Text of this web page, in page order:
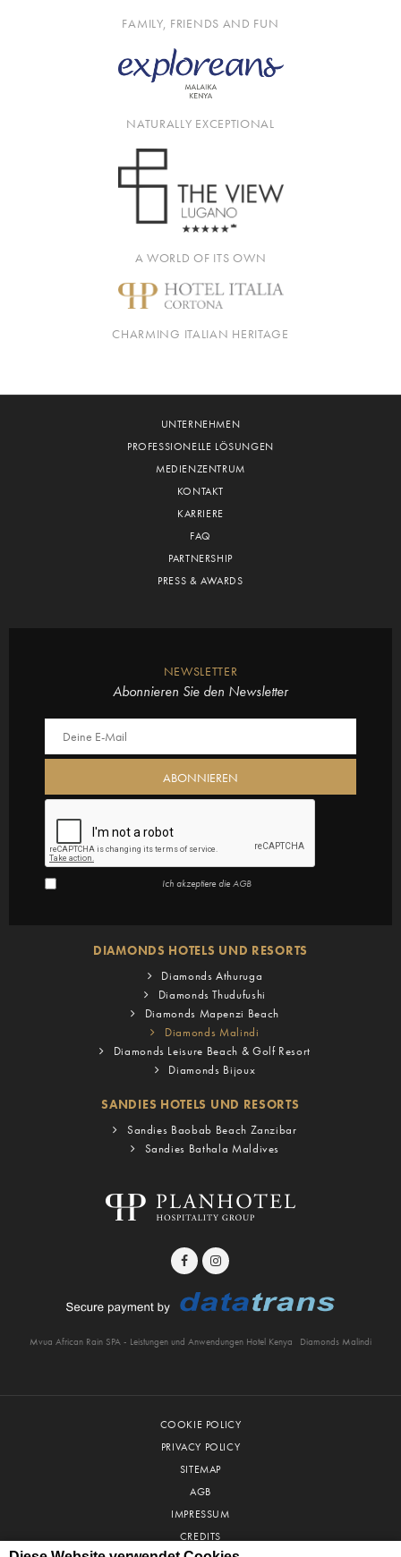
FAMILY, FRIENDS AND FUN
NATURALLY EXCEPTIONAL
A WORLD OF ITS OWN
CHARMING ITALIAN HERITAGE
UNTERNEHMEN
PROFESSIONELLE LÖSUNGEN
MEDIENZENTRUM
KONTAKT
KARRIERE
FAQ
PARTNERSHIP
PRESS & AWARDS
NEWSLETTER
Abonnieren Sie den Newsletter
Ich akzeptiere die AGB
DIAMONDS HOTELS UND RESORTS
Diamonds Athuruga
Diamonds Thudufushi
Diamonds Mapenzi Beach
Diamonds Malindi
Diamonds Leisure Beach & Golf Resort
Diamonds Bijoux
SANDIES HOTELS UND RESORTS
Sandies Baobab Beach Zanzibar
Sandies Bathala Maldives
Mvua African Rain SPA - Leistungen und Anwendungen Hotel Kenya Diamonds Malindi
COOKIE POLICY
PRIVACY POLICY
SITEMAP
AGB
IMPRESSUM
CREDITS